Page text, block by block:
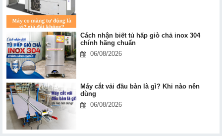
Cách nhận biết tủ hấp giò chả inox 304
chính hãng chuẩn
06/08/2026
Máy cắt vải đầu bàn là gì? Khi nào nên
dùng
06/08/2026